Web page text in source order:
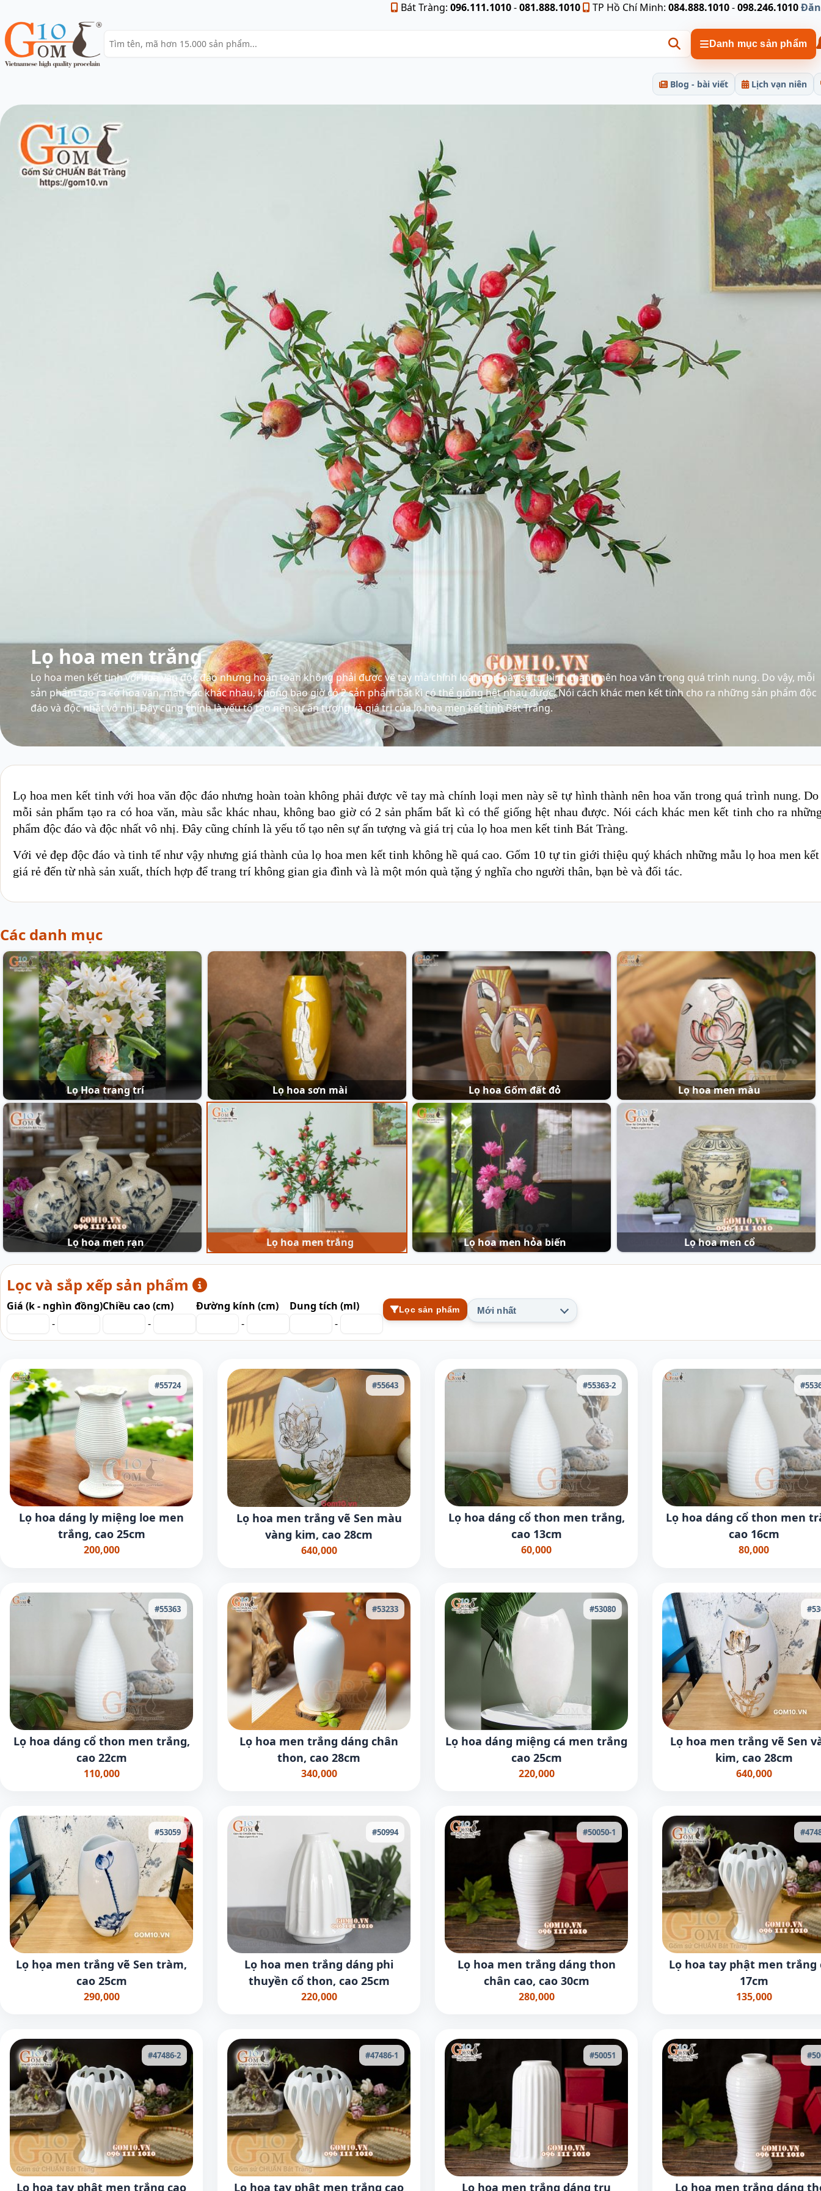
Bát Tràng: 096.111.1010-081.888.1010 TP Hồ Chí Minh: 084.888.1010-098.246.1010
Danh mục sản phẩm
Lịch vạn niên
Blog - bài viết
Lọ hoa men trắng
Lọ hoa men kết tinh với hoa văn độc đáo nhưng hoàn toàn không phải được vẽ tay mà chính loại men này sẽ tự hình thành nên hoa văn trong quá trình nung. Do vậy, mỗi
sản phẩm tạo ra có hoa văn, màu sắc khác nhau, không bao giờ có 2 sản phẩm bất kì có thể giống hệt nhau được. Nói cách khác men kết tinh cho ra những sản phẩm độc
đáo và độc nhất vô nhị. Đây cũng chính là yếu tố tạo nên sự ấn tượng và giá trị của lọ hoa men kết tinh Bát Tràng.
Lọ hoa men kết tinh với hoa văn độc đáo nhưng hoàn toàn không phải được vẽ tay mà chính loại men này sẽ tự hình thành nên hoa văn trong quá trình nung.
mỗi sản phẩm tạo ra có hoa văn, màu sắc khác nhau, không bao giờ có 2 sản phẩm bất kì có thể giống hệt nhau được. Nói cách khác men kết tinh cho ra
phẩm độc đáo và độc nhất vô nhị. Đây cũng chính là yếu tố tạo nên sự ấn tượng và giá trị của lọ hoa men kết tinh Bát Tràng.
Với vẻ đẹp độc đáo và tinh tế như vậy nhưng giá thành của lọ hoa men kết tinh không hề quá cao. Gốm 10 tự tin giới thiệu quý khách những mẫu lọ hoa men
giá rẻ đến từ nhà sản xuất, thích hợp để trang trí không gian gia đình và là một món quà tặng ý nghĩa cho người thân, bạn bè và đối tác.
Các danh mục
Lọ Hoa trang trí Lọ hoa sơn mài Lọ hoa Gốm đất đỏ Lọ hoa men màu
Lọ hoa men rạn Lọ hoa men trắng Lọ hoa men hỏa biến Lọ hoa men cổ
Lọc và sắp xếp sản phẩm
Giá (k - nghìn đồng)
-
Chiều cao (cm)
-
Đường kính (cm)
-
Dung tích (ml)
-
Lọc sản phẩm Mới nhất
#55724
Lọ hoa dáng ly miệng loe men
trắng, cao 25cm
200,000
#55643
Lọ hoa men trắng vẽ Sen màu
vàng kim, cao 28cm
640,000
#55363-2
Lọ hoa dáng cổ thon men trắng,
cao 13cm
60,000
Lọ hoa dáng cổ thon men
cao 16cm
80,000
#55363
Lọ hoa dáng cổ thon men trắng,
cao 22cm
110,000
#53233
Lọ hoa men trắng dáng chân
thon, cao 28cm
340,000
#53080
Lọ hoa dáng miệng cá men trắng
cao 25cm
220,000
Lọ hoa men trắng vẽ Sen
kim, cao 28cm
640,000
#53059
Lọ họa men trắng vẽ Sen tràm,
cao 25cm
290,000
#50994
Lọ hoa men trắng dáng phi
thuyền cổ thon, cao 25cm
220,000
#50050-1
Lọ hoa men trắng dáng thon
chân cao, cao 30cm
280,000
Lọ hoa tay phật men trắng
17cm
135,000
#47486-2
Lọ hoa tay phật men trắng cao
#47486-1
Lọ hoa tay phật men trắng cao
#50051
Lọ hoa men trắng dáng trụ Lọ hoa men trắng dáng